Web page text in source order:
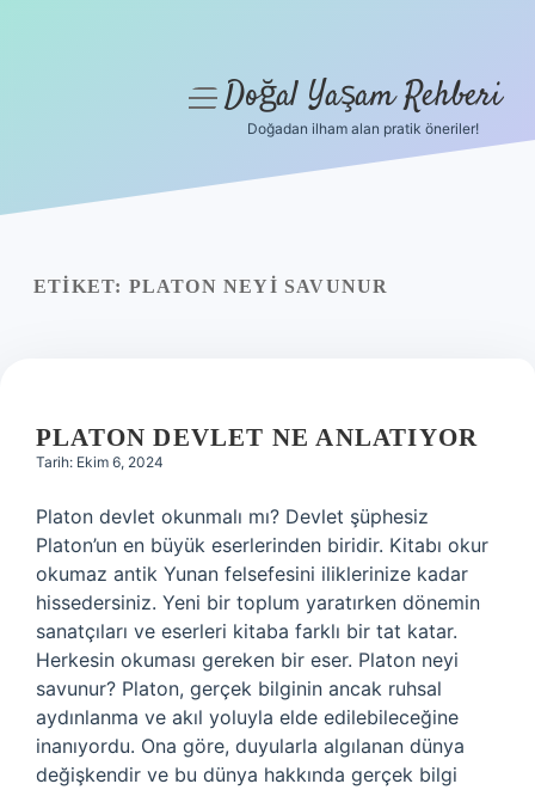
Yasal Uyarı
menüyüDoğal Yaşam Rehberi
Doğadan ilham alan pratik öneriler!
ETIKET: PLATON NEYI SAVUNUR
PLATON DEVLET NE ANLATIYOR
Tarih: Ekim 6, 2024
Platon devlet okunmalı mı? Devlet şüphesiz
Platon’un en büyük eserlerinden biridir. Kitabı okur
okumaz antik Yunan felsefesini iliklerinize kadar
hissedersiniz. Yeni bir toplum yaratırken dönemin
sanatçıları ve eserleri kitaba farklı bir tat katar.
Herkesin okuması gereken bir eser. Platon neyi
savunur? Platon, gerçek bilginin ancak ruhsal
aydınlanma ve akıl yoluyla elde edilebileceğine
inanıyordu. Ona göre, duyularla algılanan dünya
değişkendir ve bu dünya hakkında gerçek bilgi